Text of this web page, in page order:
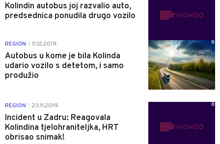
Kolindin autobus joj razvalio auto,
predsednica ponudila drugo vozilo
REGION 11.12.2019.
Autobus u kome je bila Kolinda
udario vozilo s detetom, i samo
produžio
0
REGION 23.11.2019.
Incident u Zadru: Reagovala
Kolindina tjelohraniteljka, HRT
obrisao snimak!
0